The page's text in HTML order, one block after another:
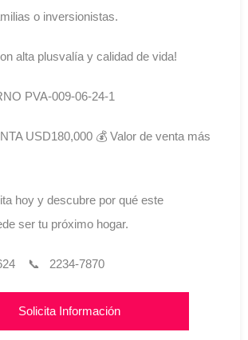
o inversionistas.
alta plusvalía y calidad de vida!
PVA-009-06-24-1
USD180,000 💰 Valor de venta más
hoy y descubre por qué este
ser tu próximo hogar.
📞 2234-7870
Solicita Información